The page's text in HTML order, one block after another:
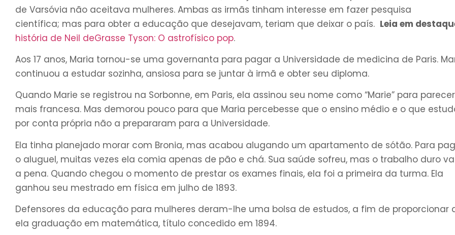
de Varsóvia não aceitava mulheres. Ambas as irmãs tinham interesse em fazer pesquisa
científica; mas para obter a educação que desejavam, teriam que deixar o país. Leia em
história de Neil deGrasse Tyson: O astrofísico pop.
Aos 17 anos, Maria tornou-se uma governanta para pagar a Universidade de medicina de Paris.
continuou a estudar sozinha, ansiosa para se juntar à irmã e obter seu diploma.
Quando Marie se registrou na Sorbonne, em Paris, ela assinou seu nome como “Marie” para parecer
mais francesa. Mas demorou pouco para que Maria percebesse que o ensino médio e o que
por conta própria não a prepararam para a Universidade.
Ela tinha planejado morar com Bronia, mas acabou alugando um apartamento de sótão. Para
o aluguel, muitas vezes ela comia apenas de pão e chá. Sua saúde sofreu, mas o trabalho duro
a pena. Quando chegou o momento de prestar os exames finais, ela foi a primeira da turma. Ela
ganhou seu mestrado em física em julho de 1893.
Defensores da educação para mulheres deram-lhe uma bolsa de estudos, a fim de proporcionar
ela graduação em matemática, título concedido em 1894.